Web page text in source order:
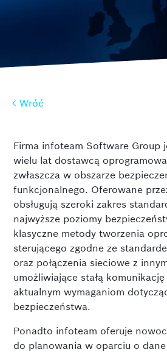
Wróć
Firma infoteam Software Group
wielu lat dostawcą
zwłaszcza w obszarze
funkcjonalnego. Oferowane
obsługują szeroki zakres
najwyższe poziomy
klasyczne metody tworzenia
sterującego zgodne ze
oraz połączenia sieciowe z
umożliwiające stałą
aktualnym wymaganiom
bezpieczeństwa.
Ponadto infoteam oferuje
do planowania w oparciu o
Wróć